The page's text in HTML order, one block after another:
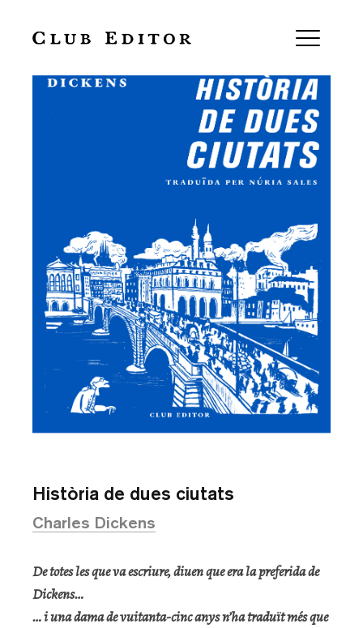
Història de dues ciutats
Charles Dickens
De totes les que va escriure, diuen que era la preferida de
Dickens…
… i una dama de vuitanta-cinc anys n’ha traduït més que